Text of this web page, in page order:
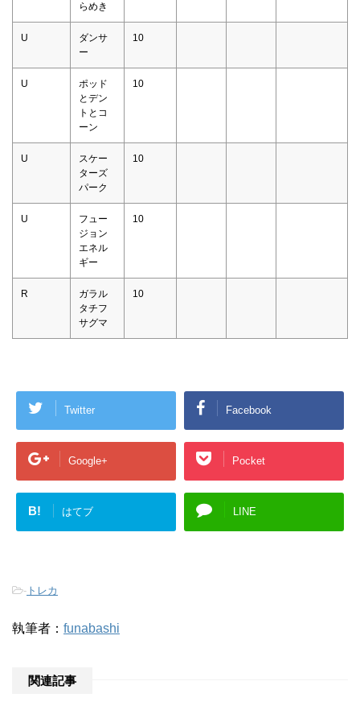
らめき
U
ダンサ
ー
10
U
ポッド
とデン
トとコ
ーン
10
U
スケー
ターズ
パーク
10
U
フュー
ジョン
エネル
ギー
10
R
ガラル
タチフ
サグマ
10
Twitter Facebook
Google+ Pocket
B! はてブ LINE
- トレカ
執筆者： funabashi
関連記事